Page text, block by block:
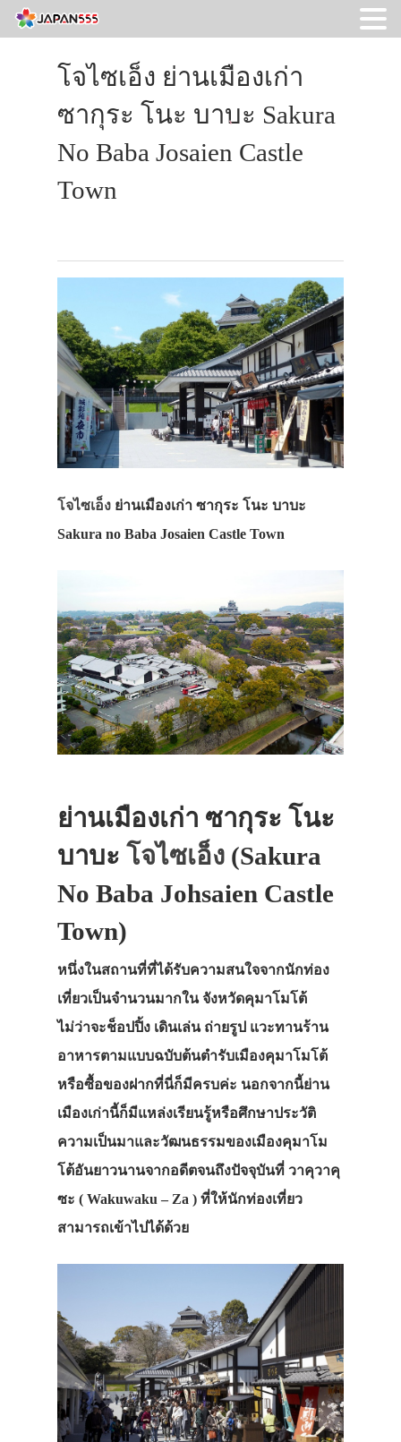
โจไซเอ็ง ย่านเมืองเก่า
ซากุระ โนะ บาบะ Sakura
No Baba Josaien Castle
Town
โจไซเอ็ง ย่านเมืองเก่า ซากุระ โนะ บาบะ
Sakura no Baba Josaien Castle Town
ย่านเมืองเก่า ซากุระ โนะ
บาบะ โจไซเอ็ง (Sakura
No Baba Johsaien Castle
Town)
หนึ่งในสถานที่ที่ได้รับความสนใจจากนักท่อง
เที่ยวเป็นจำนวนมากใน จังหวัดคุมาโมโต้
ไม่ว่าจะช็อปปิ้ง เดินเล่น ถ่ายรูป แวะทานร้าน
อาหารตามแบบฉบับต้นตำรับเมืองคุมาโมโต้
หรือซื้อของฝากที่นี่ก็มีครบค่ะ นอกจากนี้ย่าน
เมืองเก่านี้ก็มีแหล่งเรียนรู้หรือศึกษาประวัติ
ความเป็นมาและวัฒนธรรมของเมืองคุมาโม
โต้อันยาวนานจากอดีตจนถึงปัจจุบันที่ วาคุวาคุ
ซะ ( Wakuwaku – Za ) ที่ให้นักท่องเที่ยว
สามารถเข้าไปได้ด้วย